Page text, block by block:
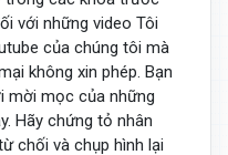
với những video Tôi
của chúng tôi mà
không xin phép. Bạn
mời mọc của những
Hãy chứng tỏ nhân
chối và chụp hình lại